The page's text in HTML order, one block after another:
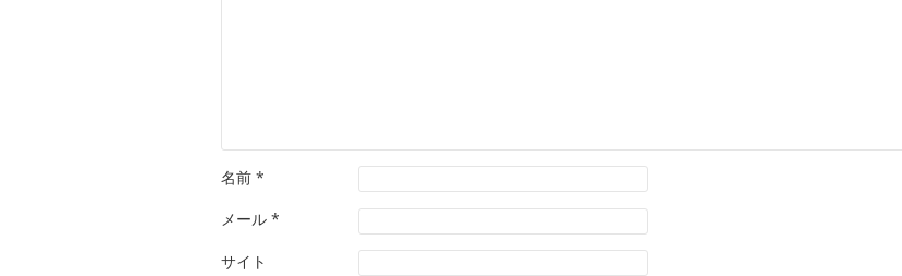
名前 *
メール *
サイト